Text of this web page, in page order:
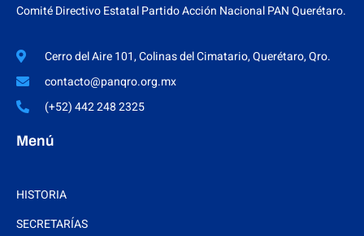
Comité Directivo Estatal Partido Acción Nacional PAN Querétaro.
Cerro del Aire 101, Colinas del Cimatario, Querétaro, Qro.
contacto@panqro.org.mx
(+52) 442 248 2325
Menú
HISTORIA
SECRETARÍAS